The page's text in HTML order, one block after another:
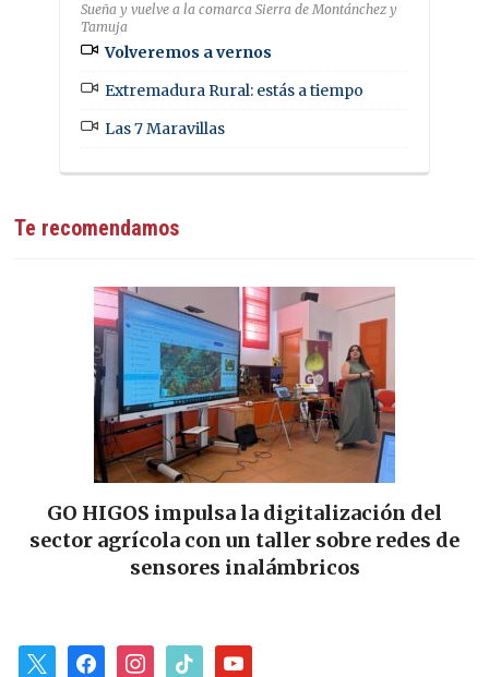
Sueña y vuelve a la comarca Sierra de Montánchez y
Tamuja
Volveremos a vernos
Extremadura Rural: estás a tiempo
Las 7 Maravillas
Te recomendamos
GO HIGOS impulsa la digitalización del
sector agrícola con un taller sobre redes de
sensores inalámbricos
facebookinstagram
tiktok youtube